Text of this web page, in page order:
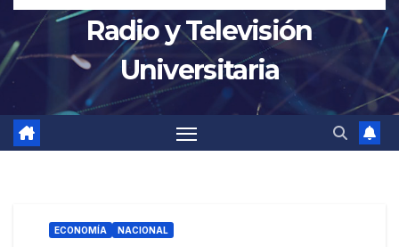
Radio y Televisión
Universitaria
ECONOMÍA NACIONAL